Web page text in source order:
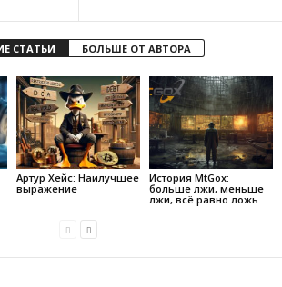
СТАТЬИ БОЛЬШЕ ОТ АВТОРА
Артур Хейс: Наилучшее
выражение
История MtGox:
больше лжи, меньше
лжи, всё равно ложь